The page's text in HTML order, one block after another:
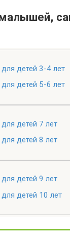
детей 3-4 лет
детей 5-6 лет
детей 7 лет
детей 8 лет
детей 9 лет
детей 10 лет